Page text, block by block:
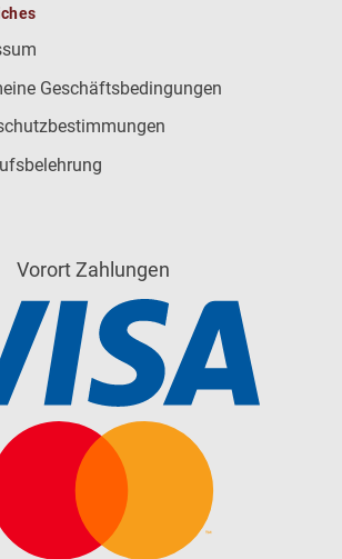
Geschäftsbedingungen
Vorort Zahlungen